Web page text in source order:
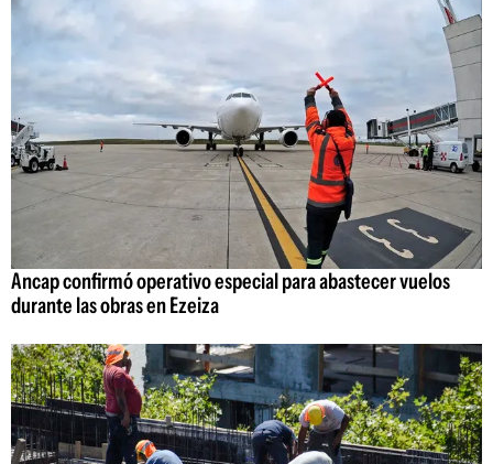
Ancap confirmó operativo especial para abastecer vuelos
durante las obras en Ezeiza